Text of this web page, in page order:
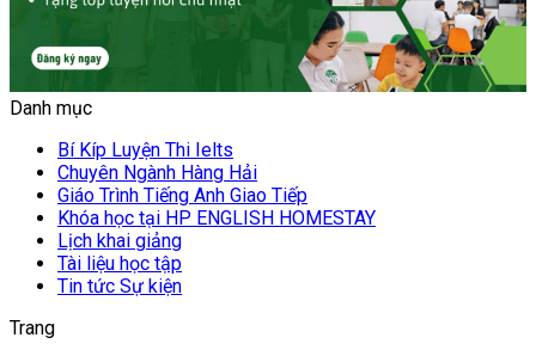
Danh mục
Bí Kíp Luyện Thi Ielts
Chuyên Ngành Hàng Hải
Giáo Trình Tiếng Anh Giao Tiếp
Khóa học tại HP ENGLISH HOMESTAY
Lịch khai giảng
Tài liệu học tập
Tin tức Sự kiện
Trang